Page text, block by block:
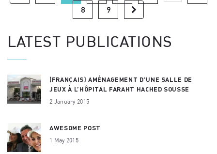
8
9
LATEST PUBLICATIONS
(FRANÇAIS) AMÉNAGEMENT D’UNE SALLE DE
JEUX À L’HÔPITAL FARAHT HACHED SOUSSE
2 January 2015
AWESOME POST
1 May 2015